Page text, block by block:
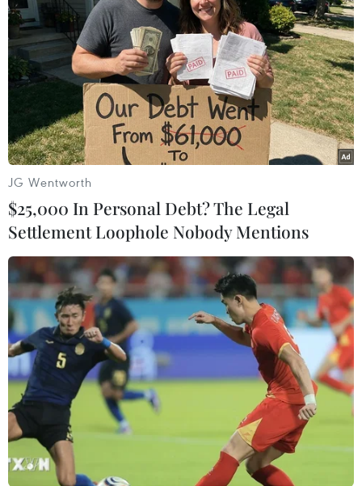
Theo dõi VietnamPlus
Tình hình triển khai nhà ở
JG Wentworth
$25,000 In Personal Debt? The Legal
Settlement Loophole Nobody Mentions